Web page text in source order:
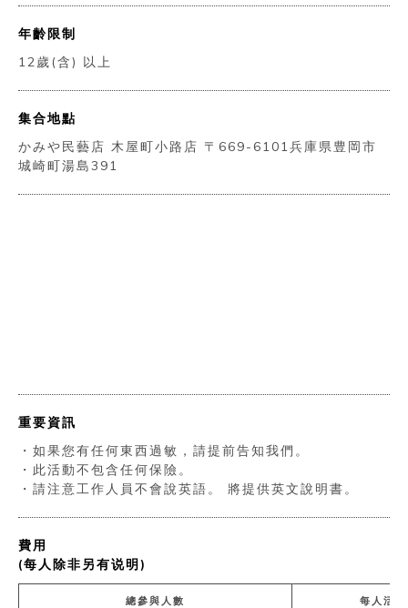
年齡限制
12歲(含) 以上
集合地點
かみや民藝店 木屋町小路店 〒669-6101兵庫県豊岡市
城崎町湯島391
重要資訊
・如果您有任何東西過敏，請提前告知我們。
・此活動不包含任何保險。
・請注意工作人員不會說英語。 將提供英文說明書。
費用
(每人除非另有说明)
總參與人數 每人活